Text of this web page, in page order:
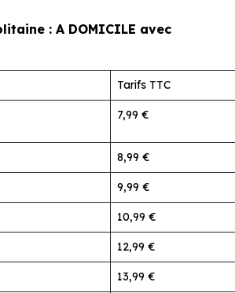
: A DOMICILE avec
Tarifs TTC
7,99 €
8,99 €
9,99 €
10,99 €
12,99 €
13,99 €